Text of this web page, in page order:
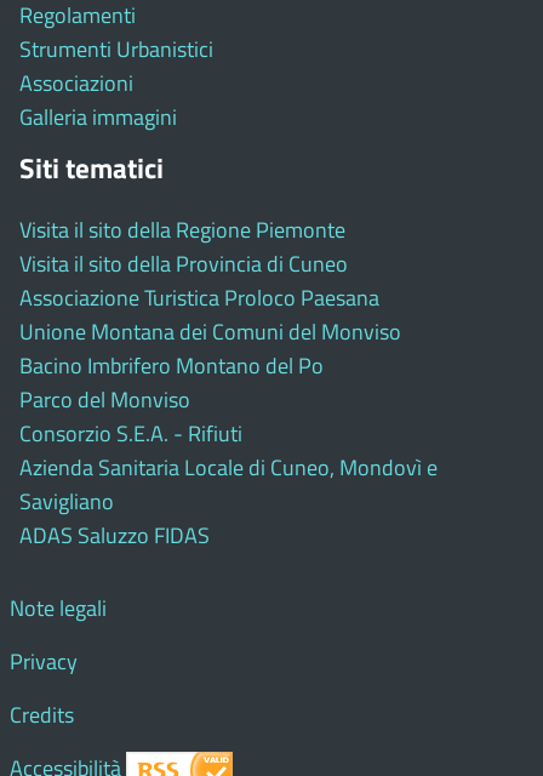
Regolamenti
Strumenti Urbanistici
Associazioni
Galleria immagini
Siti tematici
Visita il sito della Regione Piemonte
Visita il sito della Provincia di Cuneo
Associazione Turistica Proloco Paesana
Unione Montana dei Comuni del Monviso
Bacino Imbrifero Montano del Po
Parco del Monviso
Consorzio S.E.A. - Rifiuti
Azienda Sanitaria Locale di Cuneo, Mondovì e
Savigliano
ADAS Saluzzo FIDAS
Note legali
Privacy
Credits
Accessibilità